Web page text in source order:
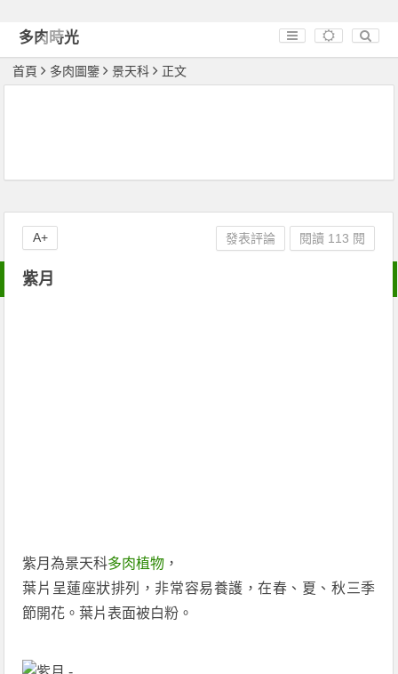
多肉時光
首頁 多肉圖鑒 景天科 正文
紫月
紫月為景天科多肉植物 ，
葉片呈蓮座狀排列，非常容易養護，在春、夏、秋三季
節開花。葉片表面被白粉。
發表評論 閱讀 113 閱
A+